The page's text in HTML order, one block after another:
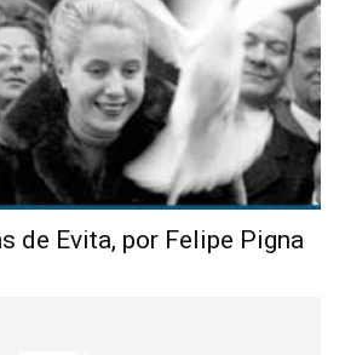
de Evita, por Felipe Pigna